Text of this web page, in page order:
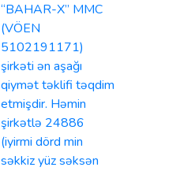
“BAHAR-X” MMC
(VÖEN
5102191171)
şirkəti ən aşağı
qiymət təklifi təqdim
etmişdir. Həmin
şirkətlə 24886
(iyirmi dörd min
səkkiz yüz səksən